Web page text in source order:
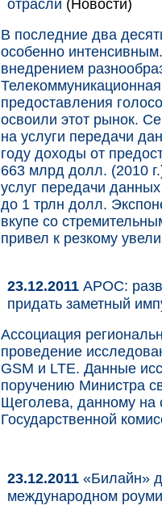
отрасли (Новости)
В последние два
особенно
внедрением
предоставления
освоили этот рынок.
на услуги передачи
году доходы от
663 млрд долл. (2010
услуг передачи
до 1 трлн долл.
вкупе со
привел к резкому
23.12.2011 АРОС:
придать заметный
Ассоциация
проведение
GSM и LTE. Данные
поручению Министра
Щеголева, данному на
Государственной
23.12.2011 «Билайн»
международном